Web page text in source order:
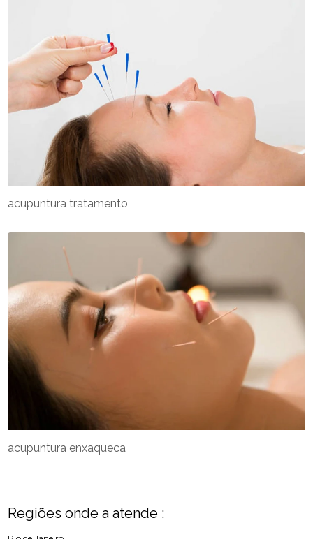
acupuntura enxaqueca
acupuntura tratamento
Regiões onde a atende :